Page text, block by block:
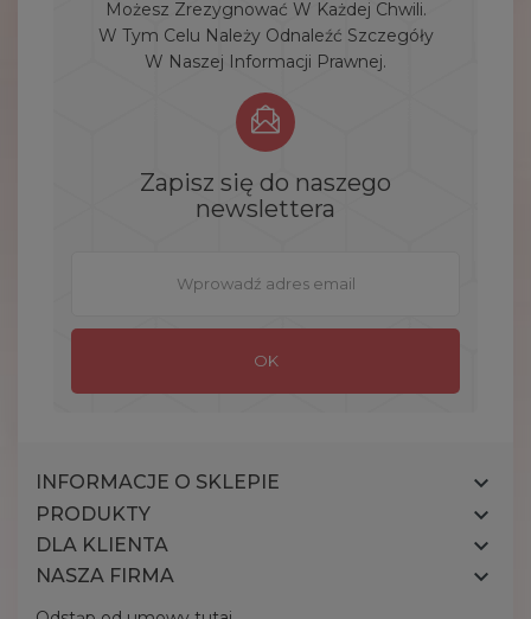
Możesz Zrezygnować W Każdej Chwili.
W Tym Celu Należy Odnaleźć Szczegóły
W Naszej Informacji Prawnej.
Zapisz się do naszego
newslettera
INFORMACJE O SKLEPIE 
PRODUKTY 
DLA KLIENTA 
NASZA FIRMA 